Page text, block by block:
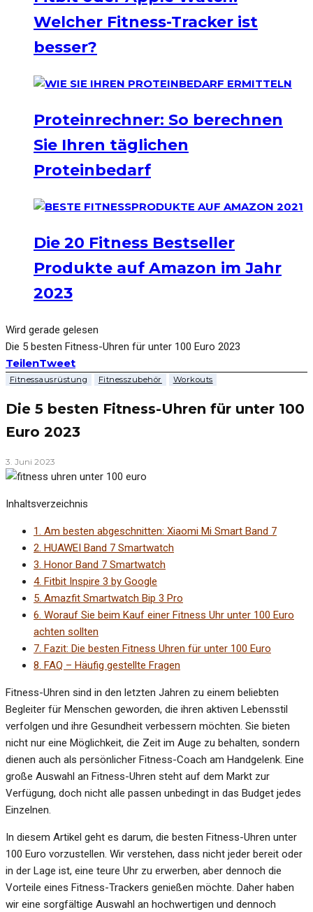
Welcher Fitness-Tracker ist
besser?
Proteinrechner: So berechnen
Sie Ihren täglichen
Proteinbedarf
Die 20 Fitness Bestseller
Produkte auf Amazon im Jahr
2023
Wird gerade gelesen
Die 5 besten Fitness-Uhren für unter 100 Euro 2023
TeilenTweet
Fitnessausrüstung Fitnesszubehör Workouts
Die 5 besten Fitness-Uhren für unter 100
Euro 2023
3. Juni 2023
Inhaltsverzeichnis
1. Am besten abgeschnitten: Xiaomi Mi Smart Band 7
2. HUAWEI Band 7 Smartwatch
3. Honor Band 7 Smartwatch
4. Fitbit Inspire 3 by Google
5. Amazfit Smartwatch Bip 3 Pro
6. Worauf Sie beim Kauf einer Fitness Uhr unter 100 Euro
achten sollten
7. Fazit: Die besten Fitness Uhren für unter 100 Euro
8. FAQ – Häufig gestellte Fragen
Fitness-Uhren sind in den letzten Jahren zu einem beliebten
Begleiter für Menschen geworden, die ihren aktiven Lebensstil
verfolgen und ihre Gesundheit verbessern möchten. Sie bieten
nicht nur eine Möglichkeit, die Zeit im Auge zu behalten, sondern
dienen auch als persönlicher Fitness-Coach am Handgelenk. Eine
große Auswahl an Fitness-Uhren steht auf dem Markt zur
Verfügung, doch nicht alle passen unbedingt in das Budget jedes
Einzelnen.
In diesem Artikel geht es darum, die besten Fitness-Uhren unter
100 Euro vorzustellen. Wir verstehen, dass nicht jeder bereit oder
in der Lage ist, eine teure Uhr zu erwerben, aber dennoch die
Vorteile eines Fitness-Trackers genießen möchte. Daher haben
wir eine sorgfältige Auswahl an hochwertigen und dennoch